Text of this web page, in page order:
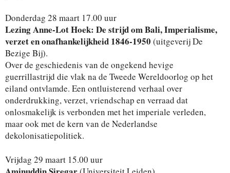
Donderdag 28 maart 17.00 uur
Lezing Anne-Lot Hoek: De strijd om Bali, Imperialisme,
verzet en onafhankelijkheid 1846-1950 (uitgeverij De
Bezige Bij).
Over de geschiedenis van de ongekend hevige
guerrillastrijd die vlak na de Tweede Wereldoorlog op het
eiland ontvlamde. Een ontluisterend verhaal over
onderdrukking, verzet, vriendschap en verraad dat
onlosmakelijk is verbonden met het imperiale verleden,
maar ook met de kern van de Nederlandse
dekolonisatiepolitiek.
Vrijdag 29 maart 15.00 uur